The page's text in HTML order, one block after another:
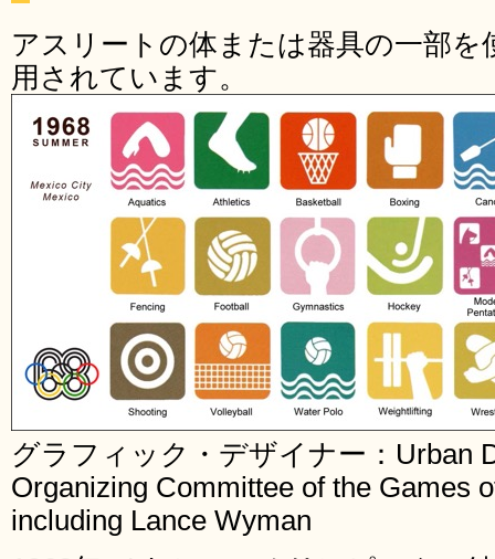
アスリートの体または器具の一部
用されています。
グラフィック・デザイナー：Urban
Organizing Committee of the Games
including Lance Wyman